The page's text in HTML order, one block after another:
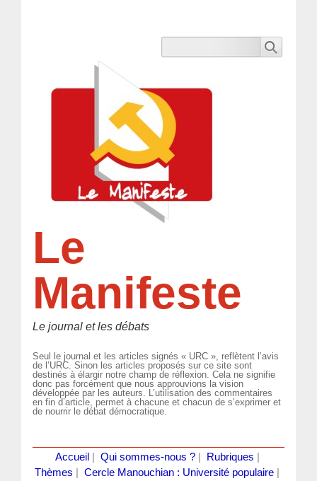
Le
Manifeste
Le journal et les débats
Seul le journal et les articles signés « URC », reflètent l’avis
de l’URC. Sinon les articles proposés sur ce site sont
destinés à élargir notre champ de réflexion. Cela ne signifie
donc pas forcément que nous approuvions la vision
développée par les auteurs. L’utilisation des commentaires
en fin d’article, permet à chacune et chacun de s’exprimer et
de nourrir le débat démocratique.
Accueil Qui sommes-nous ?| Rubriques
Thèmes
Cercle Manouchian : Université populaire